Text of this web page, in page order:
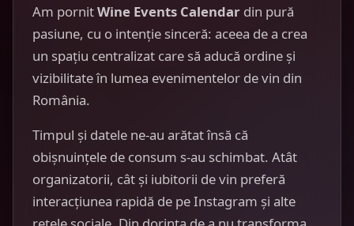
Am pornitWine Events Calendar din pură
pasiune, cu o intenție sinceră: aceea de a crea
un spațiu centralizat care să aducă ordine și
vizibilitate în lumea evenimentelor de vin din
România.
Timpul și datele ne-au arătat însă că
obișnuințele de consum s-au schimbat. Atât
organizatorii, cât și iubitorii de vin preferă
interacțiunea rapidă de pe Instagram și alte